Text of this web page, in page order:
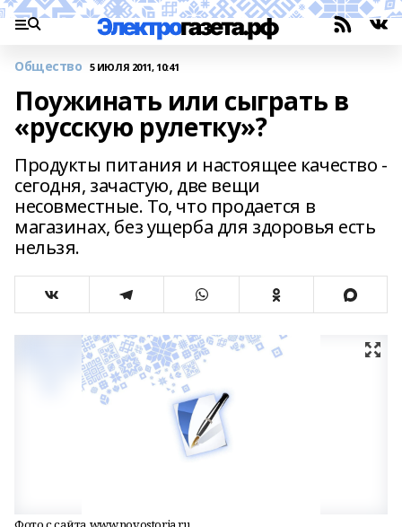
Общество 5 ИЮЛЯ 2011, 10:41
Поужинать или сыграть в
«русскую рулетку»?
Продукты питания и настоящее качество -
сегодня, зачастую, две вещи
несовместные. То, что продается в
магазинах, без ущерба для здоровья есть
нельзя.